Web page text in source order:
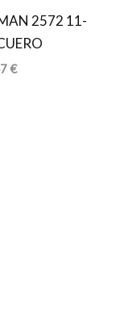
2572 11-
€.
€
47,47 €.